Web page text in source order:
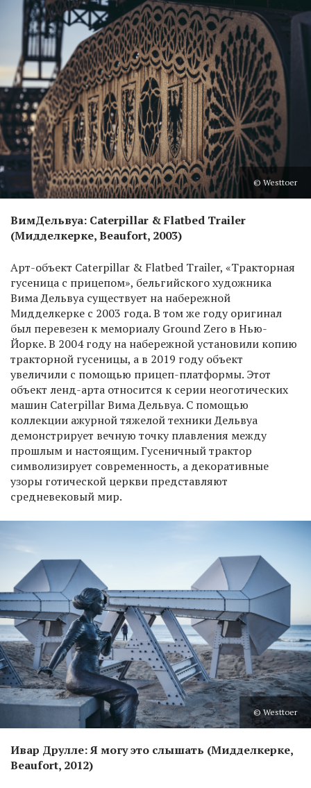
© Westtoer
ВимДельвуа: Caterpillar & Flatbed Trailer
(Мидделкерке, Beaufort, 2003)
Арт-объект Caterpillar & Flatbed Trailer, «Тракторная
гусеница с прицепом», бельгийского художника
Вима Дельвуа существует на набережной
Мидделкерке с 2003 года. В том же году оригинал
был перевезен к мемориалу Ground Zero в Нью-
Йорке. В 2004 году на набережной установили копию
тракторной гусеницы, а в 2019 году объект
увеличили с помощью прицеп-платформы. Этот
объект ленд-арта относится к серии неоготических
машин Caterpillar Вима Дельвуа. С помощью
коллекции ажурной тяжелой техники Дельвуа
демонстрирует вечную точку плавления между
прошлым и настоящим. Гусеничный трактор
символизирует современность, а декоративные
узоры готической церкви представляют
средневековый мир.
© Westtoer
Ивар Друлле: Я могу это слышать (Мидделкерке,
Beaufort, 2012)